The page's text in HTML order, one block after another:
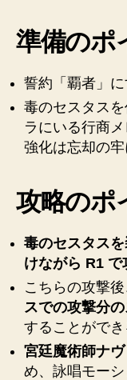
2
そ
の
準備のポ
誓約「覇者」
毒のセスタス
ラにいる行商
強化は忘却の牢
攻略のポ
毒のセスタス
けながら R1 で
こちらの攻撃後
スでの攻撃分
することができ
宮廷魔術師ナ
め、詠唱モーシ